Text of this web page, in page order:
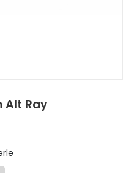
Alt Ray